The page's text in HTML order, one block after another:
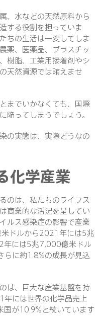
、水などの天然原料から
する役割を担っていま
ちの生活は一変してしま
薬、医薬品、プラスチッ
樹脂、工業用接着剤やシ
天然資源では賄えませ
までいかなくても、国際
陥ってしまうでしょう。
の実態は、実際どうなの
化学産業
のは、私たちのライフス
商業的な活況を呈してい
ルス感染症の影響で産業
ドルから2021年には5兆
には5兆7,000億米ドル
に約1.8%の成長が見込
は、巨大な産業基盤を持
には世界の化学品売上
が10.9%と続いています